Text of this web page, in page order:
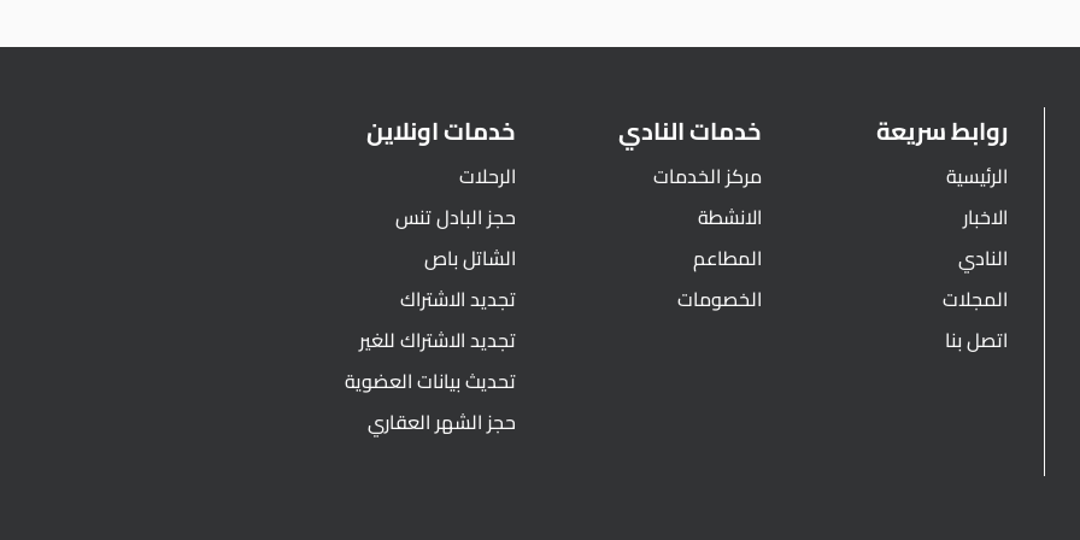
روابط سريعة
الرئيسية
الاخبار
النادي
المجلات
اتصل بنا
خدمات النادي
مركز الخدمات
الانشطة
المطاعم
الخصومات
خدمات اونلاين
الرحلات
حجز البادل تنس
الشاتل باص
تجديد الاشتراك
تجديد الاشتراك للغير
تحديث بيانات العضوية
حجز الشهر العقاري